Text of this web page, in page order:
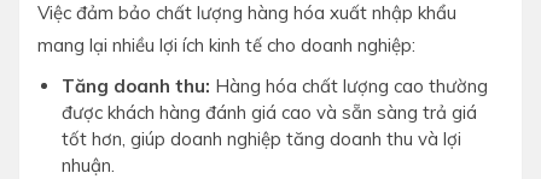
Việc đảm bảo chất lượng hàng hóa xuất nhập khẩu
mang lại nhiều lợi ích kinh tế cho doanh nghiệp:
Tăng doanh thu: Hàng hóa chất lượng cao thường
được khách hàng đánh giá cao và sẵn sàng trả giá
tốt hơn, giúp doanh nghiệp tăng doanh thu và lợi
nhuận.